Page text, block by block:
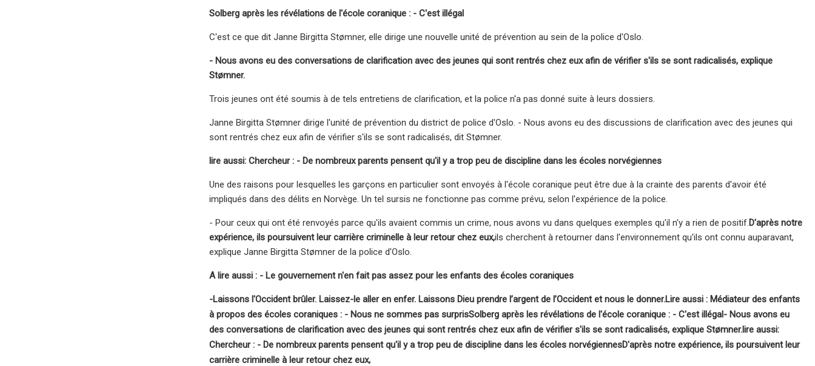
Solberg après les révélations de l'école coranique : - C'est illégal
C'est ce que dit Janne Birgitta Stømner, elle dirige une nouvelle unité de prévention au sein de la police d'Oslo.
- Nous avons eu des conversations de clarification avec des jeunes qui sont rentrés chez eux afin de vérifier s'ils se sont radicalisés, explique
Stømner.
Trois jeunes ont été soumis à de tels entretiens de clarification, et la police n'a pas donné suite à leurs dossiers.
Janne Birgitta Stømner dirige l'unité de prévention du district de police d'Oslo. - Nous avons eu des discussions de clarification avec des jeunes qui
sont rentrés chez eux afin de vérifier s'ils se sont radicalisés, dit Stømner.
lire aussi: Chercheur : - De nombreux parents pensent qu'il y a trop peu de discipline dans les écoles norvégiennes
Une des raisons pour lesquelles les garçons en particulier sont envoyés à l'école coranique peut être due à la crainte des parents d'avoir été
impliqués dans des délits en Norvège. Un tel sursis ne fonctionne pas comme prévu, selon l'expérience de la police.
- Pour ceux qui ont été renvoyés parce qu'ils avaient commis un crime, nous avons vu dans quelques exemples qu'il n'y a rien de positif. D'après notre
expérience, ils poursuivent leur carrière criminelle à leur retour chez eux,ils cherchent à retourner dans l'environnement qu'ils ont connu auparavant,
explique Janne Birgitta Stømner de la police d'Oslo.
A lire aussi : - Le gouvernement n'en fait pas assez pour les enfants des écoles coraniques
-Laissons l'Occident brûler. Laissez-le aller en enfer. Laissons Dieu prendre l’argent de l’Occident et nous le donner.Lire aussi : Médiateur des enfants
à propos des écoles coraniques : - Nous ne sommes pas surprisSolberg après les révélations de l'école coranique : - C'est illégal- Nous avons eu
des conversations de clarification avec des jeunes qui sont rentrés chez eux afin de vérifier s'ils se sont radicalisés, explique Stømner.lire aussi:
Chercheur : - De nombreux parents pensent qu'il y a trop peu de discipline dans les écoles norvégiennesD'après notre expérience, ils poursuivent leur
carrière criminelle à leur retour chez eux,